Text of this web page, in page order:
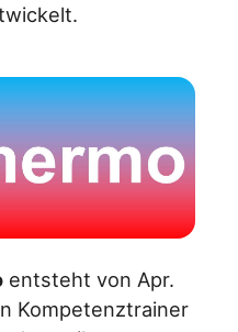
entsteht von Apr.
Kompetenztrainer